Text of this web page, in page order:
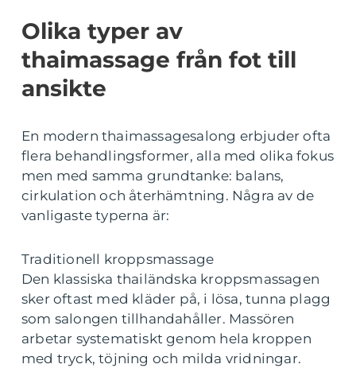
Olika typer av
thaimassage från fot till
ansikte
En modern thaimassagesalong erbjuder ofta
flera behandlingsformer, alla med olika fokus
men med samma grundtanke: balans,
cirkulation och återhämtning. Några av de
vanligaste typerna är:
Traditionell kroppsmassage
Den klassiska thailändska kroppsmassagen
sker oftast med kläder på, i lösa, tunna plagg
som salongen tillhandahåller. Massören
arbetar systematiskt genom hela kroppen
med tryck, töjning och milda vridningar.